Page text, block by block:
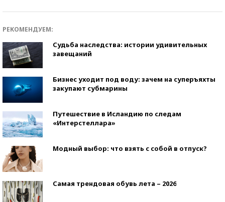
РЕКОМЕНДУЕМ:
Судьба наследства: истории удивительных
завещаний
Бизнес уходит под воду: зачем на суперъяхты
закупают субмарины
Путешествие в Исландию по следам
«Интерстеллара»
Модный выбор: что взять с собой в отпуск?
Самая трендовая обувь лета – 2026